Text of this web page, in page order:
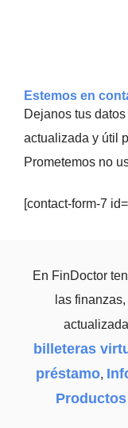
Estemos en
Dejanos tus
actualizada y útil
Prometemos no
[contact-form-7
En FinDoctor
las
billeteras
préstamo,